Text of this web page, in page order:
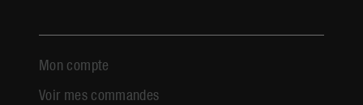
Mon compte
Voir mes commandes